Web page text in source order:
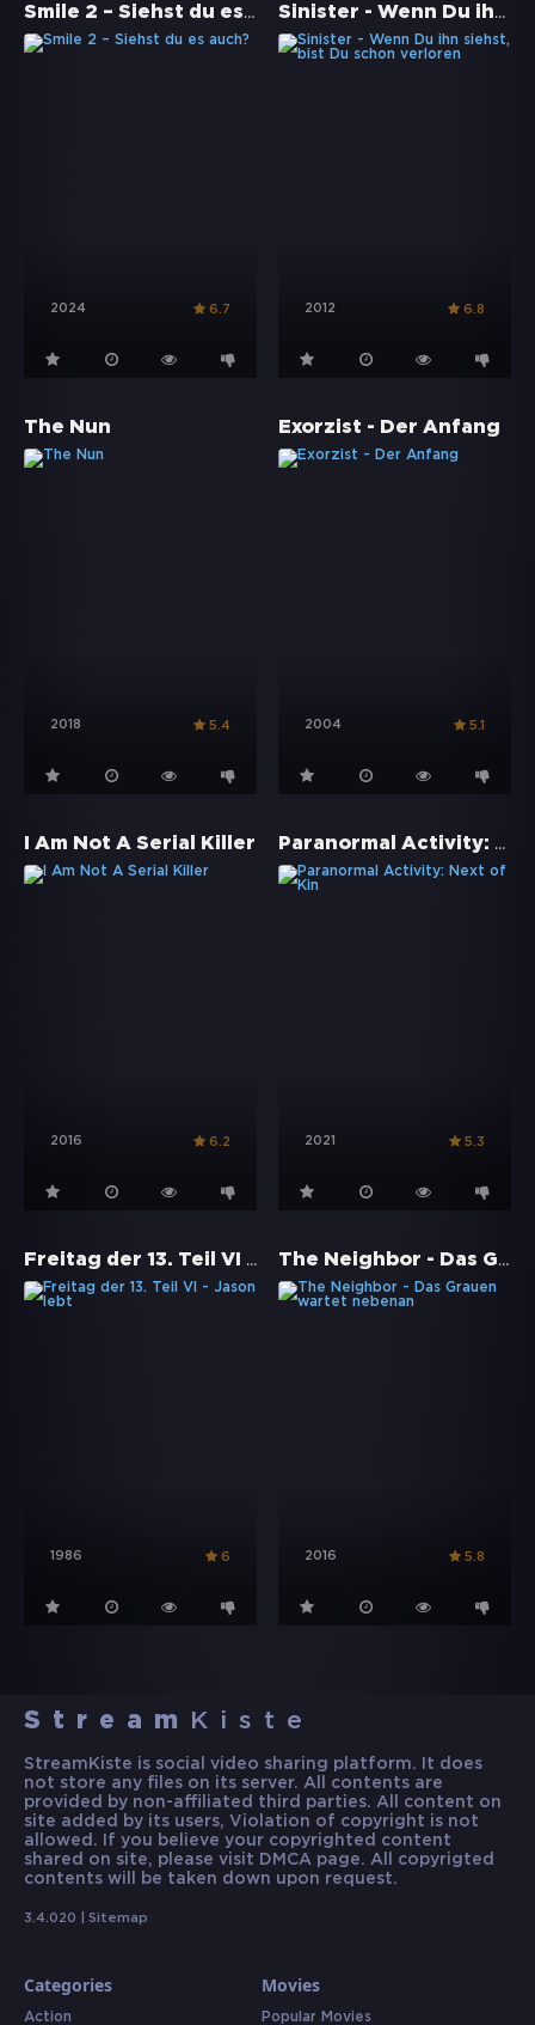
Smile 2 – Siehst du es auch?
2024 6.7
Sinister - Wenn Du ihn siehst, bist Du schon verloren
2012 6.8
The Nun
2018 5.4
Exorzist - Der Anfang
2004 5.1
I Am Not A Serial Killer
2016 6.2
Paranormal Activity: Next of Kin
2021 5.3
Freitag der 13. Teil VI - Jason lebt
1986 6
The Neighbor - Das Grauen wartet nebenan
2016 5.8
Stream Kiste
StreamKiste is social video sharing platform. It does
not store any files on its server. All contents are
provided by non-affiliated third parties. All content on
site added by its users, Violation of copyright is not
allowed. If you believe your copyrighted content
shared on site, please visit DMCA page. All copyrigted
contents will be taken down upon request.
3.4.020 | Sitemap
Categories
Action
Movies
Popular Movies